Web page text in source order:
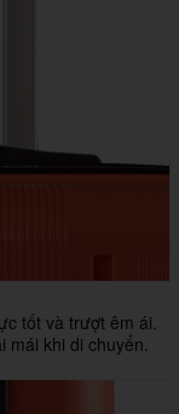
tốt và trượt êm ái.
mái khi di chuyển.